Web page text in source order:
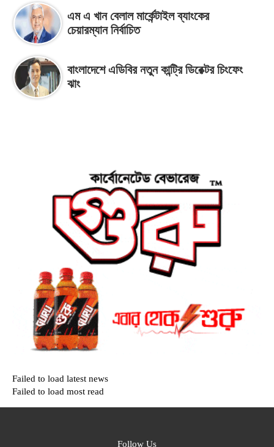
এম এ খান বেলাল মার্কেন্টাইল ব্যাংকের
চেয়ারম্যান নির্বাচিত
বাংলাদেশে এডিবির নতুন কান্ট্রি ডিরেক্টর চিংফেং
ঝাং
Failed to load latest news
Failed to load most read
Follow Us